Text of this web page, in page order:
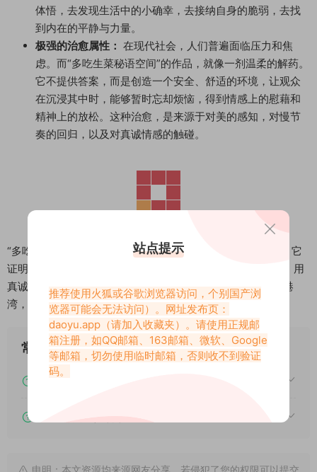
体悟，去发现生活中的小确幸，去接纳自身的脆弱，去找
到内在的平静与力量。
极强的治愈属性： 在现代社会，人们普遍面临压力和焦
虑。而“多吃生菜秘语空间”的作品，就像一剂温柔的解药。
它不提供答案，而是创造一个安全、舒适的环境，让观众
在沉浸其中时，能够暂时忘却烦恼，得到情感上的慰藉和
精神上的放松。这种治愈，是来源于对美的感知，对慢节
奏的回归，以及对真诚情感的触碰。
“多吃生菜秘语空间”的作品，无疑是抖音平台上的一股清流。它
证明了即使在碎片化的时代，依然有人愿意用心去打磨内容，用
真诚去触动人心。她的作品不仅仅是视觉盛宴，更是心灵的港
湾，是现代人寻找诗意与治愈的理想空间。
常见问题
下载后提示文件损坏、解压出错怎么办？
申明：本文资源均来源网友分享，若侵犯了您的权限可以提交
站点提示
推荐使用火狐或谷歌浏览器访问，个别国产浏
览器可能会无法访问）。网址发布页：
daoyu.app （请加入收藏夹）。请使用正规邮
箱注册，如QQ邮箱、163邮箱、微软、Google
等邮箱，切勿使用临时邮箱，否则收不到验证
码。